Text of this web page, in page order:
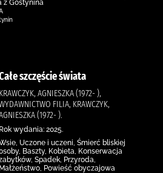
z Gostynina
szczęście świata
KRAWCZYK, AGNIESZKA (1972- ),
FILIA, KRAWCZYK,
(1972- ).
Rok wydania: 2025.
Uczone i uczeni, Śmierć bliskiej
Baszty, Kobieta, Konserwacja
Spadek, Przyroda,
Małżeństwo, Powieść obyczajowa